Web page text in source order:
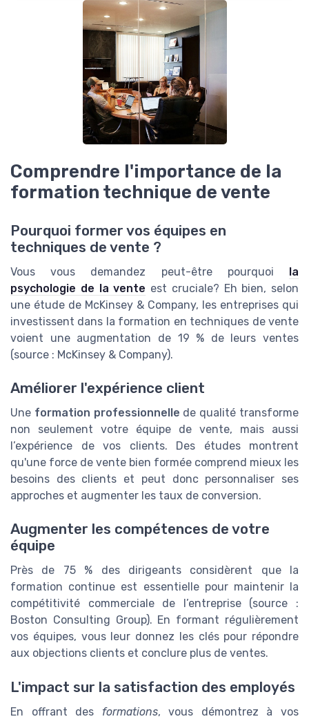
Comprendre l'importance de la
formation technique de vente
Pourquoi former vos équipes en
techniques de vente ?
Vous vous demandez peut-être pourquoi la
psychologie de la vente est cruciale? Eh bien, selon
une étude de McKinsey & Company, les entreprises qui
investissent dans la formation en techniques de vente
voient une augmentation de 19 % de leurs ventes
(source : McKinsey & Company).
Améliorer l'expérience client
Une formation professionnelle de qualité transforme
non seulement votre équipe de vente, mais aussi
l’expérience de vos clients. Des études montrent
qu'une force de vente bien formée comprend mieux les
besoins des clients et peut donc personnaliser ses
approches et augmenter les taux de conversion.
Augmenter les compétences de votre
équipe
Près de 75 % des dirigeants considèrent que la
formation continue est essentielle pour maintenir la
compétitivité commerciale de l’entreprise (source :
Boston Consulting Group). En formant régulièrement
vos équipes, vous leur donnez les clés pour répondre
aux objections clients et conclure plus de ventes.
L'impact sur la satisfaction des employés
En offrant des formations, vous démontrez à vos